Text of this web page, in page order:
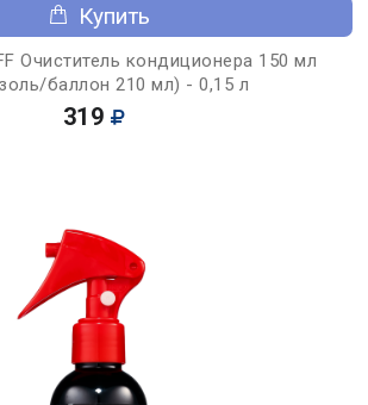
Купить
Очиститель кондиционера 150 мл
баллон 210 мл) - 0,15 л
319